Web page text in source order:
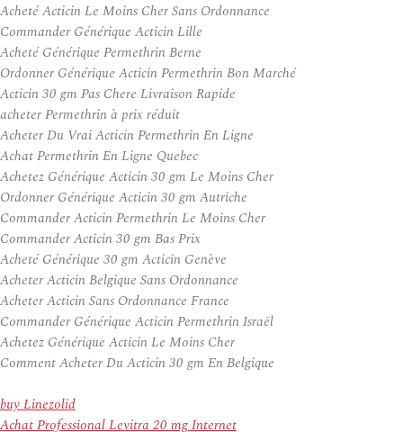
Acheté Acticin Le Moins Cher Sans Ordonnance
Commander Générique Acticin Lille
Acheté Générique Permethrin Berne
Ordonner Générique Acticin Permethrin Bon Marché
Acticin 30 gm Pas Chere Livraison Rapide
acheter Permethrin à prix réduit
Acheter Du Vrai Acticin Permethrin En Ligne
Achat Permethrin En Ligne Quebec
Achetez Générique Acticin 30 gm Le Moins Cher
Ordonner Générique Acticin 30 gm Autriche
Commander Acticin Permethrin Le Moins Cher
Commander Acticin 30 gm Bas Prix
Acheté Générique 30 gm Acticin Genève
Acheter Acticin Belgique Sans Ordonnance
Acheter Acticin Sans Ordonnance France
Commander Générique Acticin Permethrin Israël
Achetez Générique Acticin Le Moins Cher
Comment Acheter Du Acticin 30 gm En Belgique
buy Linezolid
Achat Professional Levitra 20 mg Internet